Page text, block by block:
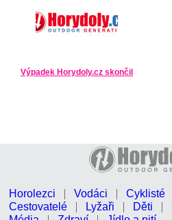
Výpadek Horydoly.cz skončil
Horolezci Vodáci Cyklisté
Cestovatelé
Lyžaři Děti